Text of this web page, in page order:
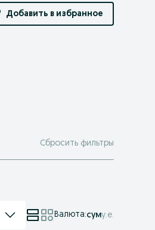
Добавить в избранное
Сбросить фильтры
Валюта:суму.е.